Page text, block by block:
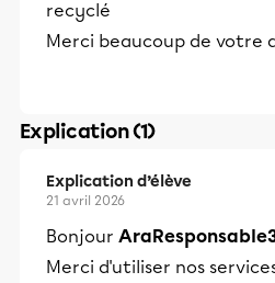
recyclé
Merci beaucoup de votre
Explication (1)
Explication d’élève
21 avril 2026
Bonjour
Merci d'utiliser nos